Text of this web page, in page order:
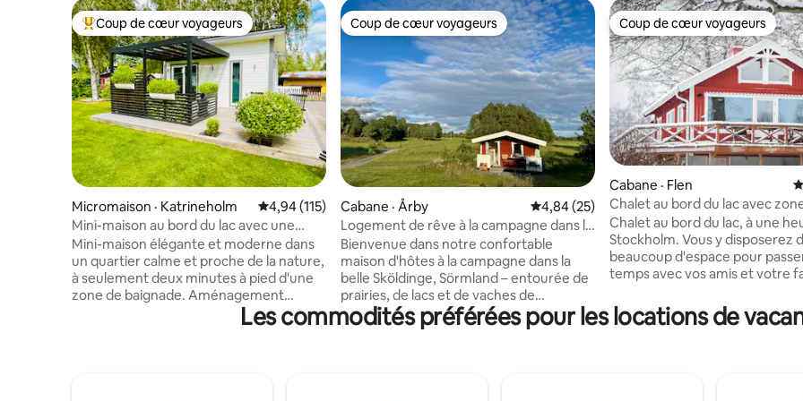
Coup de cœur voyageurs parmi les plus aimés
Coup de cœur voyageurs
Micromaison · Katrineholm Note moyenne de 4,94 sur 5, 115 commentaires
4,94 (115)
Mini-maison au bord du lac avec une
grande terrasse.
Mini-maison élégante et moderne dans
un quartier calme et proche de la nature,
à seulement deux minutes à pied d'une
zone de baignade. Aménagement
ouvert avec une belle cuisine, un lit
confortable de 160 cm, une télévision de
Coup de cœur voyageurs
Coup de cœur voyageurs
Cabane · Årby Note moyenne de 4,84 sur 5, 25
4,84 (25)
Logement de rêve à la campagne dans la
belle Sköldinge
Bienvenue dans notre confortable
maison d'hôtes à la campagne dans la
belle Sköldinge, Sörmland – entourée de
prairies, de lacs et de vaches de
pâturage! Un endroit pour vous qui
aspirez à la paix, à la nature et au plaisir
Coup de cœur voyageurs
Coup de cœur voyageurs
Cabane · Flen
Chalet au bord du lac avec
baignade et court de tennis
Chalet au bord du lac, à une
Stockholm. Vous y disposerez
beaucoup d'espace pour
temps avec vos amis et votre
rénové, avec un plan ouvert
cuisine et le salon spacieux. Ici,
canoë, faire des barbecues,
Les commodités préférées pour les locations de